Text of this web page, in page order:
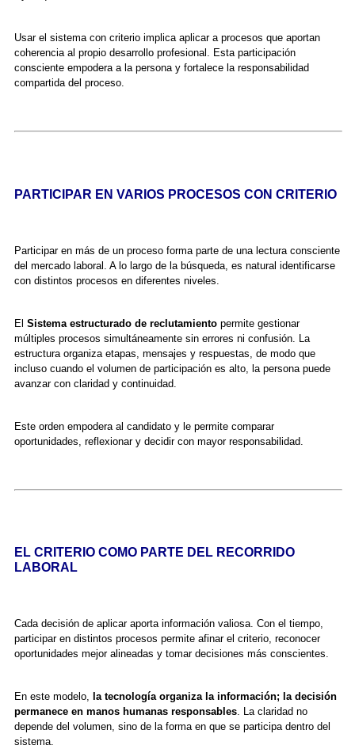
Usar el sistema con criterio implica aplicar a procesos que aportan
coherencia al propio desarrollo profesional. Esta participación
consciente empodera a la persona y fortalece la responsabilidad
compartida del proceso.
PARTICIPAR EN VARIOS PROCESOS CON CRITERIO
Participar en más de un proceso forma parte de una lectura consciente
del mercado laboral. A lo largo de la búsqueda, es natural identificarse
con distintos procesos en diferentes niveles.
El Sistema estructurado de reclutamientopermite gestionar
múltiples procesos simultáneamente sin errores ni confusión. La
estructura organiza etapas, mensajes y respuestas, de modo que
incluso cuando el volumen de participación es alto, la persona puede
avanzar con claridad y continuidad.
Este orden empodera al candidato y le permite comparar
oportunidades, reflexionar y decidir con mayor responsabilidad.
EL CRITERIO COMO PARTE DEL RECORRIDO
LABORAL
Cada decisión de aplicar aporta información valiosa. Con el tiempo,
participar en distintos procesos permite afinar el criterio, reconocer
oportunidades mejor alineadas y tomar decisiones más conscientes.
En este modelo, la tecnología organiza la información; la decisión
permanece en manos humanas responsables. La claridad no
depende del volumen, sino de la forma en que se participa dentro del
sistema.